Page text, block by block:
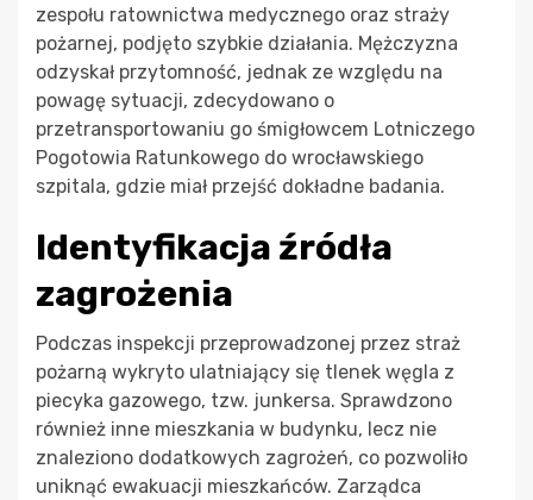
zespołu ratownictwa medycznego oraz straży
pożarnej, podjęto szybkie działania. Mężczyzna
odzyskał przytomność, jednak ze względu na
powagę sytuacji, zdecydowano o
przetransportowaniu go śmigłowcem Lotniczego
Pogotowia Ratunkowego do wrocławskiego
szpitala, gdzie miał przejść dokładne badania.
Identyfikacja źródła
zagrożenia
Podczas inspekcji przeprowadzonej przez straż
pożarną wykryto ulatniający się tlenek węgla z
piecyka gazowego, tzw. junkersa. Sprawdzono
również inne mieszkania w budynku, lecz nie
znaleziono dodatkowych zagrożeń, co pozwoliło
uniknąć ewakuacji mieszkańców. Zarządca